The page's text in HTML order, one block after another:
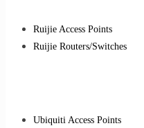
Ruijie Access Points
Ruijie Routers/Switches
Ubiquiti Access Points